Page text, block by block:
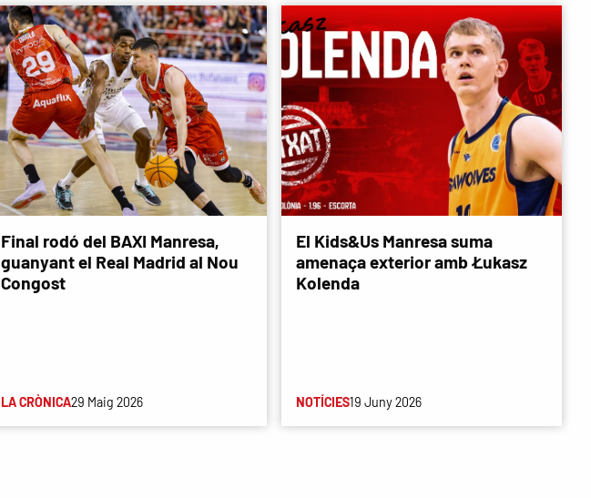
Final rodó del BAXI Manresa,
guanyant el Real Madrid al Nou
Congost
LA CRÒNICA29 Maig 2026
El Kids&Us Manresa suma
amenaça exterior amb Łukasz
Kolenda
NOTÍCIES19 Juny 2026